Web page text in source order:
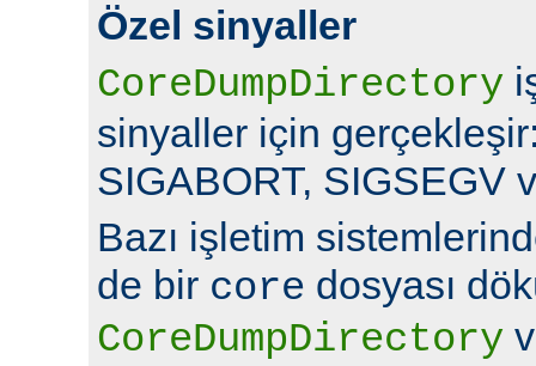
Özel sinyaller
CoreDumpDirectory
sinyaller için
SIGABORT, SIGSEGV
Bazı işletim
de bir core dosyası
CoreDumpDirectory